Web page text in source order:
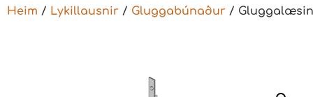
Heim / Lykillausnir / Gluggabúnaður /